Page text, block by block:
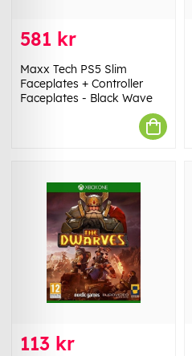
581 kr
Maxx Tech PS5 Slim
Faceplates + Controller
Faceplates - Black Wave
113 kr